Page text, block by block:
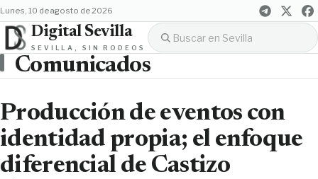
lunes, 10 de agosto de 2026
Digital Sevilla
SEVILLA, SIN RODEOS
Comunicados
Producción de eventos con
identidad propia; el enfoque
diferencial de Castizo